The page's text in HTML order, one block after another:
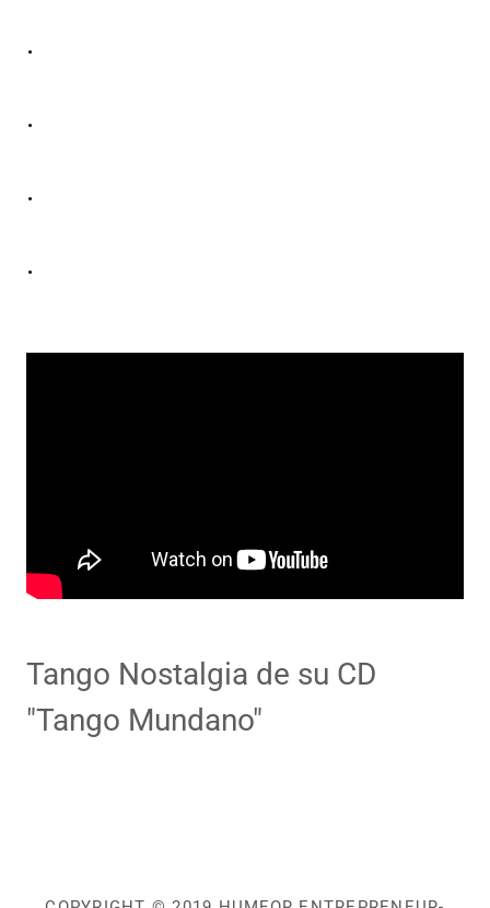
.
.
.
.
Tango Nostalgia de su CD
"Tango Mundano"